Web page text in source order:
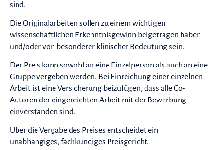
sind.
Die Originalarbeiten sollen zu einem wichtigen
wissenschaftlichen Erkenntnisgewinn beigetragen haben
und/oder von besonderer klinischer Bedeutung sein.
Der Preis kann sowohl an eine Einzelperson als auch an eine
Gruppe vergeben werden. Bei Einreichung einer einzelnen
Arbeit ist eine Versicherung beizufügen, dass alle Co-
Autoren der eingereichten Arbeit mit der Bewerbung
einverstanden sind.
Über die Vergabe des Preises entscheidet ein
unabhängiges, fachkundiges Preisgericht.